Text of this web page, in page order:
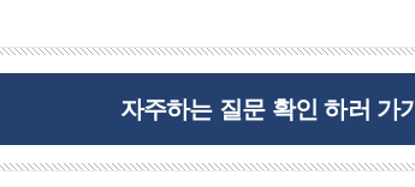
자주하는 질문 확인 하러 가기